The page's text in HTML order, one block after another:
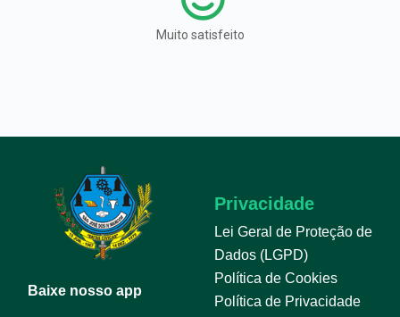
Muito satisfeito
Baixe nosso app
Privacidade
Lei Geral de Proteção de
Dados (LGPD)
Política de Cookies
Política de Privacidade